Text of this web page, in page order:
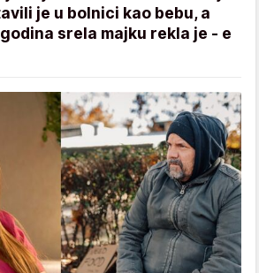
je u bolnici kao bebu, a
srela majku rekla je - e